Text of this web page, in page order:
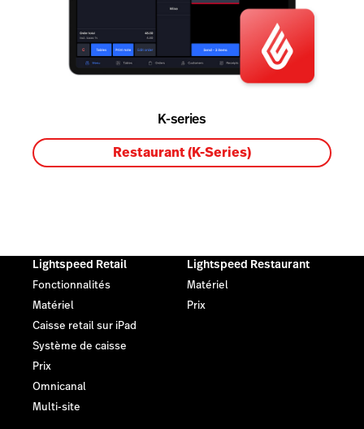
K-series
Restaurant (K-Series)
Lightspeed Retail
Fonctionnalités
Matériel
Caisse retail sur iPad
Système de caisse
Prix
Omnicanal
Multi-site
Lightspeed Restaurant
Matériel
Prix